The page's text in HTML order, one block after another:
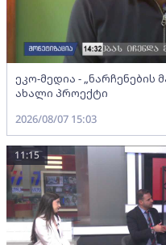
ეკო-მედია - „ნარჩენების
ახალი პროექტი
2026/08/07 15:03
11:15